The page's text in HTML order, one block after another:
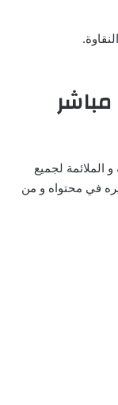
الملائمة لجميع
في محتواه و من